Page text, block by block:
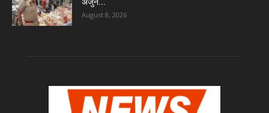
August 8, 2026